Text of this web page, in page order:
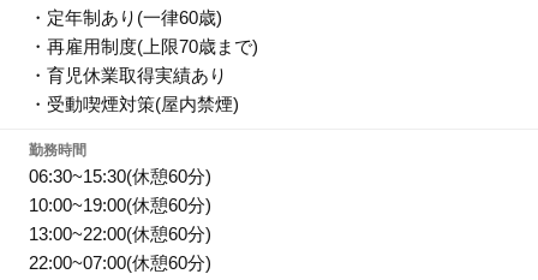
・定年制あり(一律60歳)
・再雇用制度(上限70歳まで)
・育児休業取得実績あり
・受動喫煙対策(屋内禁煙)
勤務時間
06:30~15:30(休憩60分)
10:00~19:00(休憩60分)
13:00~22:00(休憩60分)
22:00~07:00(休憩60分)